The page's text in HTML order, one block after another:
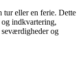
tur eller en ferie. Dette
indkvartering,
seværdigheder og